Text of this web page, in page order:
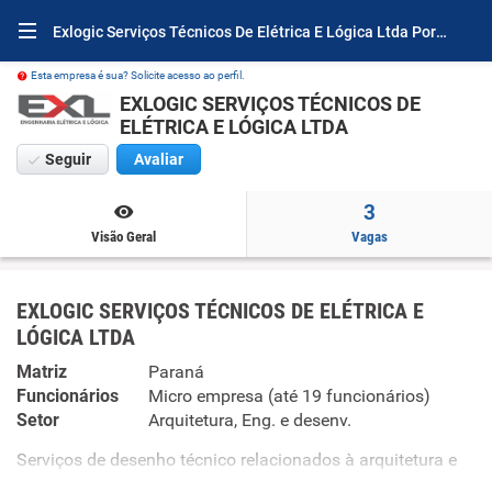
Exlogic Serviços Técnicos De Elétrica E Lógica Ltda Por Dentro
Esta empresa é sua? Solicite acesso ao perfil.
EXLOGIC SERVIÇOS TÉCNICOS DE
ELÉTRICA E LÓGICA LTDA
Seguir Avaliar
Visão Geral
3
Vagas
EXLOGIC SERVIÇOS TÉCNICOS DE ELÉTRICA E
LÓGICA LTDA
Matriz
Paraná
Funcionários
Micro empresa (até 19 funcionários)
Setor
Arquitetura, Eng. e desenv.
Serviços de desenho técnico relacionados à arquitetura e